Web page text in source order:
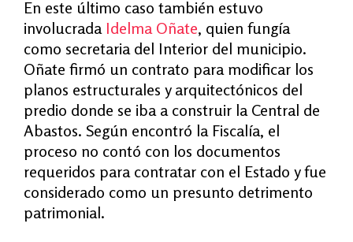
En este último caso también estuvo
involucrada Idelma Oñate, quien fungía
como secretaria del Interior del municipio.
Oñate firmó un contrato para modificar los
planos estructurales y arquitectónicos del
predio donde se iba a construir la Central de
Abastos. Según encontró la Fiscalía, el
proceso no contó con los documentos
requeridos para contratar con el Estado y fue
considerado como un presunto detrimento
patrimonial.